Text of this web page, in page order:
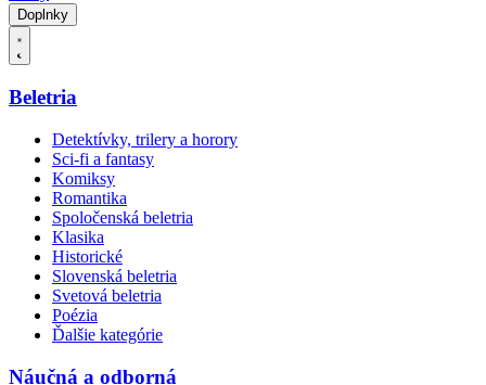
Doplnky
Beletria
Detektívky, trilery a horory
Sci-fi a fantasy
Komiksy
Romantika
Spoločenská beletria
Klasika
Historické
Slovenská beletria
Svetová beletria
Poézia
Ďalšie kategórie
Náučná a odborná